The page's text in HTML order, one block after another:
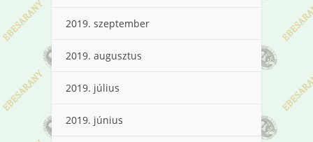
2019. szeptember
2019. augusztus
2019. július
2019. június